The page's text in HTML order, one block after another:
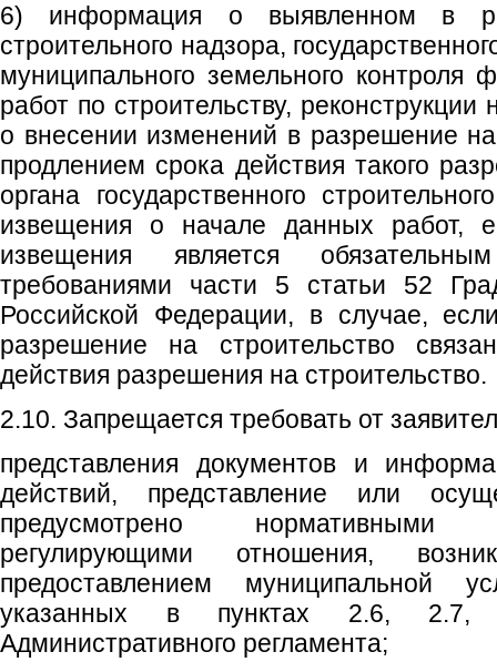
6) информация о выявленном в
строительного надзора,
муниципального земельного контроля
работ по строительству,
о внесении изменений в разрешение
продлением срока действия такого
органа государственного
извещения о начале данных работ,
извещения является
требованиями части 5 статьи 52
Российской Федерации, в случае,
разрешение на строительство
действия разрешения на строительство.
2.10. Запрещается требовать от
представления документов и
действий, представление или
предусмотрено
регулирующими отношения,
предоставлением муниципальной
указанных в пунктах 2.6, 2.7,
Административного регламента;